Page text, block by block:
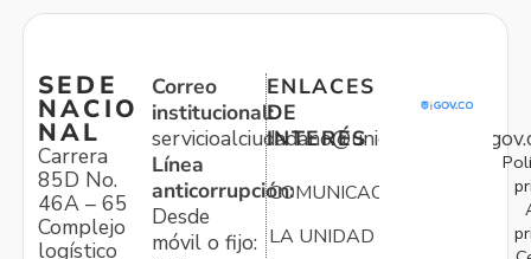
SEDE
NACIO
NAL
Carrera
85D No.
46A – 65
Complejo
logístico
Correo
institucional:
Línea
anticorrupción:
Desde
móvil o fijo:
ENLACES
DE
INTERÉS
COMUNICACIONES
LA UNIDAD